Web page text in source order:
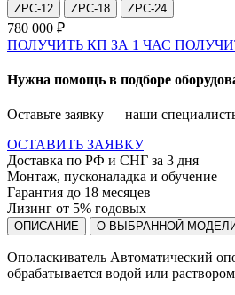
ZPC-12 ZPC-18 ZPC-24
780 000 ₽
ПОЛУЧИТЬ КП ЗА 1 ЧАС
Нужна помощь в подборе
Оставьте заявку — наши
ОСТАВИТЬ ЗАЯВКУ
Доставка по РФ и СНГ за 3 дня
Монтаж, пусконаладка и обучение
Гарантия до 18 месяцев
Лизинг от 5% годовых
ОПИСАНИЕ О ВЫБРАННОЙ
Ополаскиватель Автоматический
обрабатывается водой или